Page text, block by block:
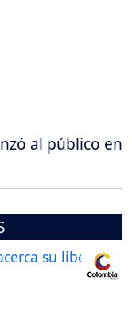
al público en